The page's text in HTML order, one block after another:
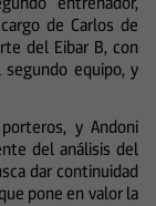
de Carlos de
del Eibar B, con
equipo, y
y Andoni
del análisis del
dar continuidad
pone en valor la